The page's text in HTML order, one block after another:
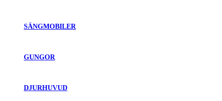
SÄNGMOBILER
GUNGOR
DJURHUVUD